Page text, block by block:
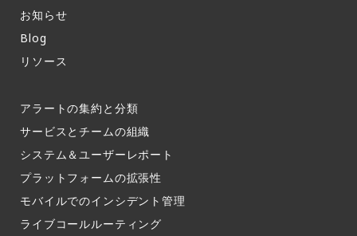
お知らせ​
Blog
リソース
アラートの集約と分類​
サービスとチームの組織​
システム＆ユーザーレポート​
プラットフォームの拡張性
モバイルでのインシデント管理​
ライブコールルーティング​